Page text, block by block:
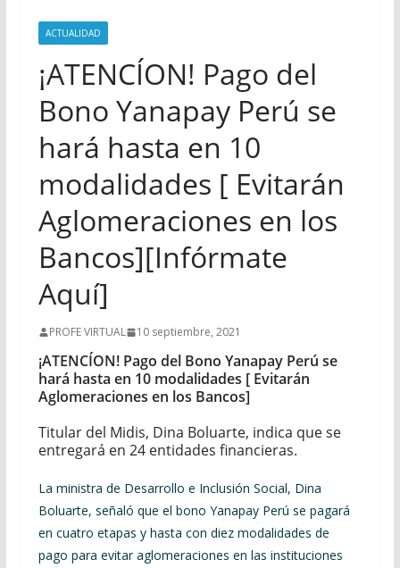
ACTUALIDAD
¡ATENCÍON! Pago del
Bono Yanapay Perú se
hará hasta en 10
modalidades [ Evitarán
Aglomeraciones en los
Bancos][Infórmate
Aquí]
PROFE VIRTUAL 10 septiembre, 2021
¡ATENCÍON! Pago del Bono Yanapay Perú se
hará hasta en 10 modalidades [ Evitarán
Aglomeraciones en los Bancos]
Titular del Midis, Dina Boluarte, indica que se
entregará en 24 entidades financieras.
La ministra de Desarrollo e Inclusión Social, Dina
Boluarte, señaló que el bono Yanapay Perú se pagará
en cuatro etapas y hasta con diez modalidades de
pago para evitar aglomeraciones en las instituciones